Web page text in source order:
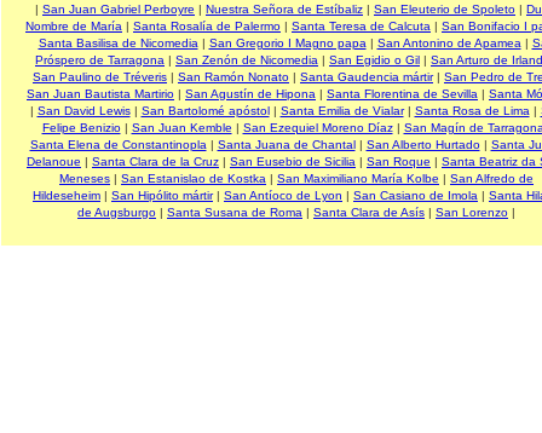
| San Juan Gabriel Perboyre | Nuestra Señora de Estíbaliz | San Eleuterio de Spoleto |
Nombre de María | Santa Rosalía de Palermo | Santa Teresa de Calcuta | San Bonifacio I
Santa Basilisa de Nicomedia | San Gregorio I Magno papa | San Antonino de Apamea |
Próspero de Tarragona | San Zenón de Nicomedia | San Egidio o Gil | San Arturo de
San Paulino de Tréveris | San Ramón Nonato | Santa Gaudencia mártir| San Pedro de
San Juan Bautista Martirio | San Agustín de Hipona | Santa Florentina de Sevilla | Santa
| San David Lewis| San Bartolomé apóstol| Santa Emilia de Vialar| Santa Rosa de Lima |
Felipe Benizio| San Juan Kemble | San Ezequiel Moreno Díaz| San Magín de
Santa Elena de Constantinopla | Santa Juana de Chantal| San Alberto Hurtado| Santa
Delanoue | Santa Clara de la Cruz | San Eusebio de Sicilia | San Roque | Santa Beatriz da
Meneses | San Estanislao de Kostka | San Maximiliano María Kolbe | San Alfredo de
Hildeseheim | San Hipólito mártir| San Antíoco de Lyon | San Casiano de Imola | Santa
de Augsburgo | Santa Susana de Roma | Santa Clara de Asís | San Lorenzo |